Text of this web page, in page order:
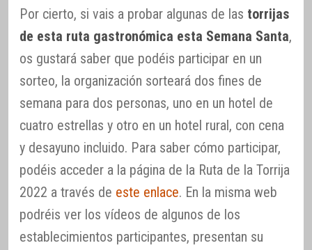
Por cierto, si vais a probar algunas de las torrijas
de esta ruta gastronómica esta Semana Santa,
os gustará saber que podéis participar en un
sorteo, la organización sorteará dos fines de
semana para dos personas, uno en un hotel de
cuatro estrellas y otro en un hotel rural, con cena
y desayuno incluido. Para saber cómo participar,
podéis acceder a la página de la Ruta de la Torrija
2022 a través de este enlace. En la misma web
podréis ver los vídeos de algunos de los
establecimientos participantes, presentan su